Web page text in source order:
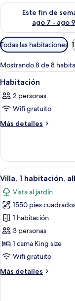
Este fin de
ago 7 - ago 9
Consulta la
Filtros
disponibles
para
las
habitaciones
Todas las habitaciones
Mostrando 8 de 8
Abrir
todas
las
fotos
de
21
Habitación
2 personas
Wifi gratuito
Más detalles
Más
Abrir
todas
las
fotos
de
Villa,
1
habitación,
alberca
privada
19
Villa, 1 habitación,
Vista al jardín
1550 pies
1 habitación
3 personas
1 cama King size
Wifi gratuito
Más detalles
Más